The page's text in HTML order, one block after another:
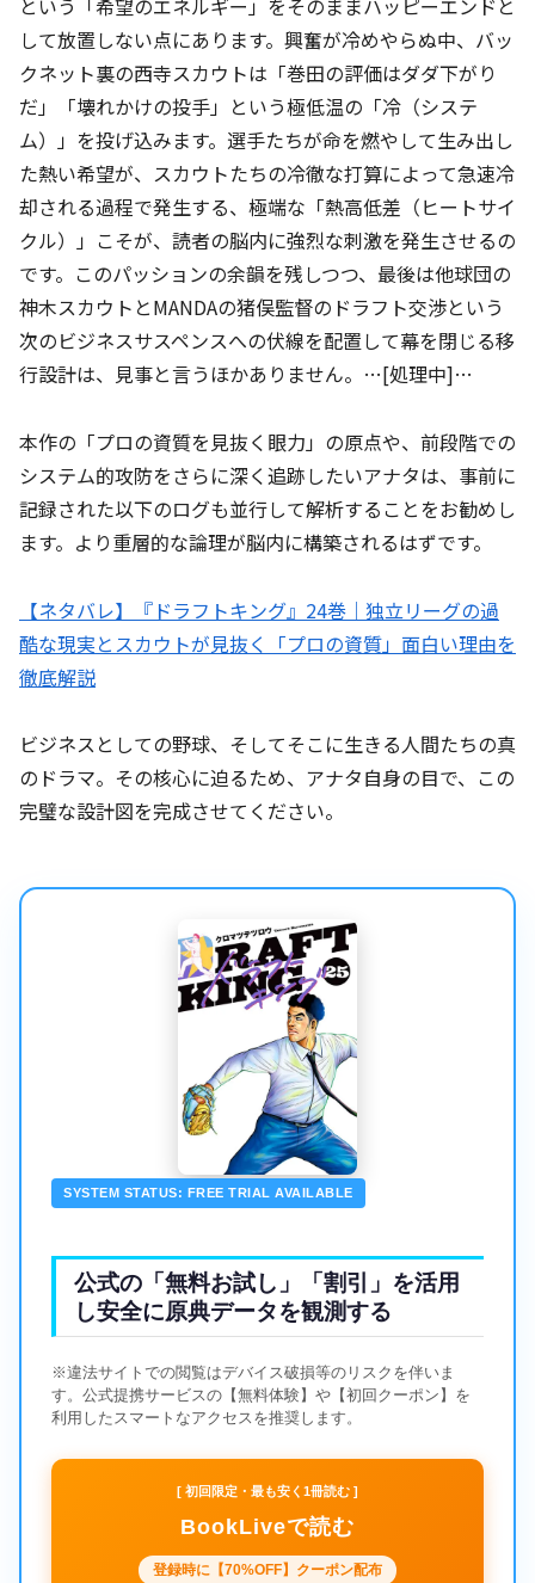
という「希望のエネルギー」をそのままハッピーエンドと
して放置しない点にあります。興奮が冷めやらぬ中、バッ
クネット裏の西寺スカウトは「巻田の評価はダダ下がり
だ」「壊れかけの投手」という極低温の「冷（システ
ム）」を投げ込みます。選手たちが命を燃やして生み出し
た熱い希望が、スカウトたちの冷徹な打算によって急速冷
却される過程で発生する、極端な「熱高低差（ヒートサイ
クル）」こそが、読者の脳内に強烈な刺激を発生させるの
です。このパッションの余韻を残しつつ、最後は他球団の
神木スカウトとMANDAの猪俣監督のドラフト交渉という
次のビジネスサスペンスへの伏線を配置して幕を閉じる移
行設計は、見事と言うほかありません。…[処理中]…
本作の「プロの資質を見抜く眼力」の原点や、前段階での
システム的攻防をさらに深く追跡したいアナタは、事前に
記録された以下のログも並行して解析することをお勧めし
ます。より重層的な論理が脳内に構築されるはずです。
【ネタバレ】『ドラフトキング』24巻｜独立リーグの過
酷な現実とスカウトが見抜く「プロの資質」面白い理由を
徹底解説
ビジネスとしての野球、そしてそこに生きる人間たちの真
のドラマ。その核心に迫るため、アナタ自身の目で、この
完璧な設計図を完成させてください。
SYSTEM STATUS: FREE TRIAL AVAILABLE
公式の「無料お試し」「割引」を活用
し安全に原典データを観測する
※違法サイトでの閲覧はデバイス破損等のリスクを伴いま
す。公式提携サービスの【無料体験】や【初回クーポン】を
利用したスマートなアクセスを推奨します。
[ 初回限定・最も安く1冊読む ]
BookLiveで読む
登録時に【70%OFF】クーポン配布